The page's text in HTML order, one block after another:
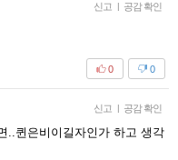
신고 | 공감 확인
0
0
신고 | 공감 확인
..퀸은비이길자인가 하고 생각